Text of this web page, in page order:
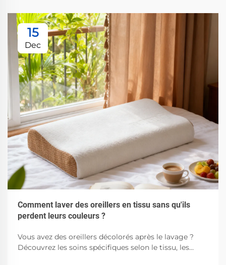
15
Dec
Comment laver des oreillers en tissu sans qu'ils
perdent leurs couleurs ?
Vous avez des oreillers décolorés après le lavage ?
Découvrez les soins spécifiques selon le tissu, les